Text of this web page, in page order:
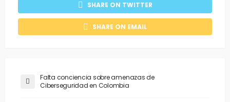
SHARE ON TWITTER
SHARE ON EMAIL
Falta conciencia sobre amenazas de
Ciberseguridad en Colombia